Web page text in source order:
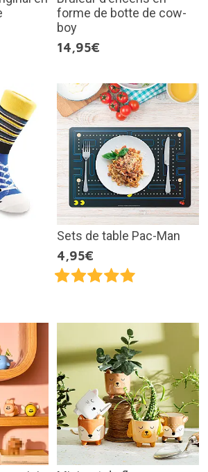
forme de botte de cow-
boy
14,95€
Sets de table Pac-Man
4,95€